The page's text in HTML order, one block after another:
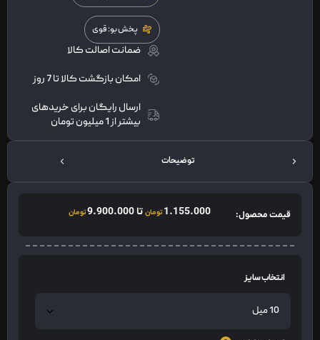
پخش بو: قوی
ضمانت اصالت کالا
امکان بازگشت کالا تا 7 روز
ارسال رایگان برای خریدهای
بیشتر از 1 میلیون تومان
توضیحات
قیمت محصول: 1.155.000تومانتا9.900.000تومان
انتخاب سایز